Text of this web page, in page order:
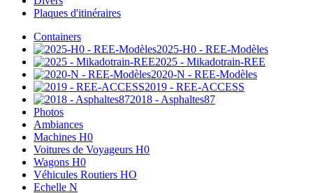
Plaques d'itinéraires
Containers
2025-H0 - REE-Modèles
2025 - Mikadotrain-REE
2020-N - REE-Modèles
2019 - REE-ACCESS
2018 - Asphaltes87
Photos
Ambiances
Machines H0
Voitures de Voyageurs H0
Wagons H0
Véhicules Routiers HO
Echelle N